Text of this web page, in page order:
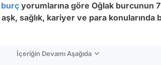
burç yorumlarına göre Oğlak burcunun
sağlık, kariyer ve para konularında
İçeriğin Devamı Aşağıda